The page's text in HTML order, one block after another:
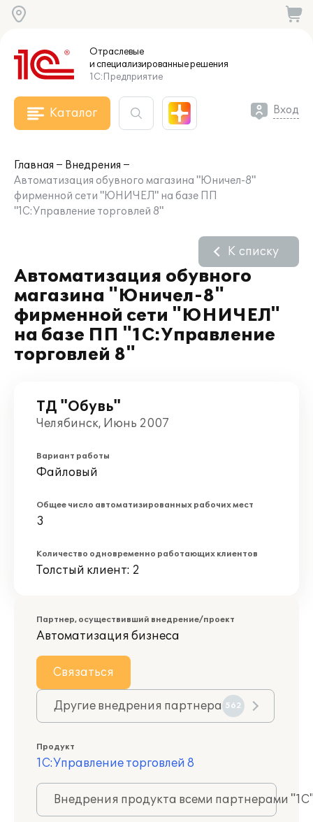
Отраслевые
и специализированныерешения
1С:Предприятие
Каталог Вход
Главная
Внедрения
Автоматизация обувного магазина "Юничел-8"
фирменной сети "ЮНИЧЕЛ" на базе ПП
"1С:Управление торговлей 8"
Автоматизация обувного
магазина "Юничел-8"
фирменной сети "ЮНИЧЕЛ"
на базе ПП "1С:Управление
торговлей 8"
К списку
ТД "Обувь"
Челябинск, Июнь 2007
Вариант работы
Файловый
Общее число автоматизированных рабочих мест
3
Количество одновременно работающих клиентов
Толстый клиент: 2
Партнер, осуществивший внедрение/проект
Автоматизация бизнеса
Связаться
Другие внедрения партнера 562
Продукт
1С:Управление торговлей 8
Внедрения продукта всеми партнерами